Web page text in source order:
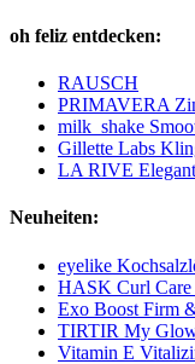
oh feliz entdecken:
RAUSCH
PRIMAVERA
milk_shake
Gillette Labs
LA RIVE
Neuheiten:
eyelike
HASK Curl Care
Exo Boost Firm
TIRTIR My
Vitamin E